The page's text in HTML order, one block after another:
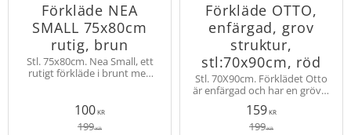
Förkläde NEA
SMALL 75x80cm
rutig, brun
Stl. 75x80cm. Nea Small, ett
rutigt förkläde i brunt med
100KR
199KR
Förkläde OTTO,
enfärgad, grov
struktur,
stl:70x90cm, röd
Stl. 70X90cm. Förklädet Otto
är enfärgad och har en grövre
struktur i tyget. Känslan med
hela serien Otto är en
gammaldags och rustik stil.
159KR
199KR